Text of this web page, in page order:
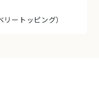
ートッピング）